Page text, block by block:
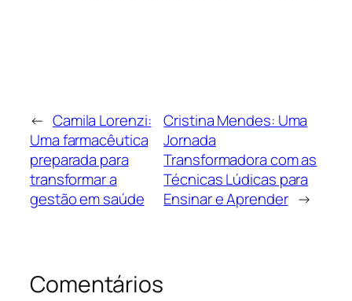
← Camila Lorenzi:
Uma farmacêutica
preparada para
transformar a
gestão em saúde
Cristina Mendes: Uma
Jornada
Transformadora com as
Técnicas Lúdicas para
Ensinar e Aprender →
Comentários